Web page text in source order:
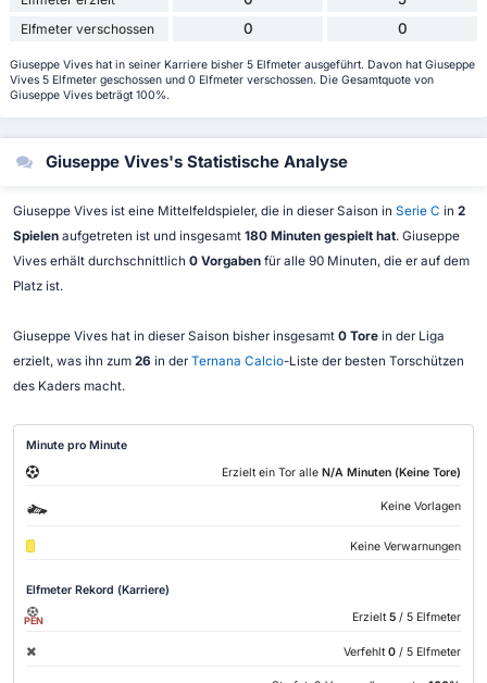
Elfmeter verschossen 0 0
Giuseppe Vives hat in seiner Karriere bisher 5 Elfmeter ausgeführt. Davon hat Giuseppe
Vives 5 Elfmeter geschossen und 0 Elfmeter verschossen. Die Gesamtquote von
Giuseppe Vives beträgt 100%.
Giuseppe Vives's Statistische Analyse
Giuseppe Vives ist eine Mittelfeldspieler, die in dieser Saison in Serie C in 2
Spielenaufgetreten ist und insgesamt 180 Minuten gespielt hat. Giuseppe
Vives erhält durchschnittlich 0 Vorgabenfür alle 90 Minuten, die er auf dem
Platz ist.
Giuseppe Vives hat in dieser Saison bisher insgesamt 0 Torein der Liga
erzielt, was ihn zum 26 in der Ternana Calcio-Liste der besten Torschützen
des Kaders macht.
Minute pro Minute
Erzielt ein Tor alle N/A Minuten (Keine Tore)
Keine Vorlagen
Keine Verwarnungen
Elfmeter Rekord (Karriere)
PEN Erzielt 5 / 5 Elfmeter
Verfehlt 0 / 5 Elfmeter